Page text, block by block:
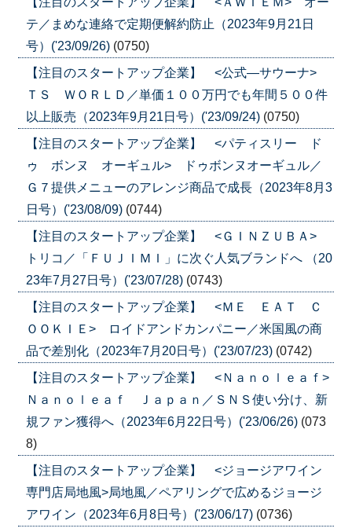
テ／まめな連絡で定期便解約防止（2023年9月21日
号）('23/09/26) (0750)
【注目のスタートアップ企業】 <公式―サウーナ>
ＴＳ ＷＯＲＬＤ／単価１００万円でも年間５００件
以上販売（2023年9月21日号）('23/09/24) (0750)
【注目のスタートアップ企業】 <パティスリー ド
ゥ ボンヌ オーギュル> ドゥボンヌオーギュル／
Ｇ７提供メニューのアレンジ商品で成長（2023年8月3
日号）('23/08/09) (0744)
【注目のスタートアップ企業】 <ＧＩＮＺＵＢＡ>
トリコ／「ＦＵＪＩＭＩ」に次ぐ人気ブランドへ （20
23年7月27日号）('23/07/28) (0743)
【注目のスタートアップ企業】 <ＭＥ ＥＡＴ Ｃ
ＯＯＫＩＥ> ロイドアンドカンパニー／米国風の商
品で差別化（2023年7月20日号）('23/07/23) (0742)
【注目のスタートアップ企業】 <Ｎａｎｏｌｅａｆ>
Ｎａｎｏｌｅａｆ Ｊａｐａｎ／ＳＮＳ使い分け、新
規ファン獲得へ（2023年6月22日号）('23/06/26) (073
8)
【注目のスタートアップ企業】 <ジョージアワイン
専門店局地風>局地風／ペアリングで広めるジョージ
アワイン（2023年6月8日号）('23/06/17) (0736)